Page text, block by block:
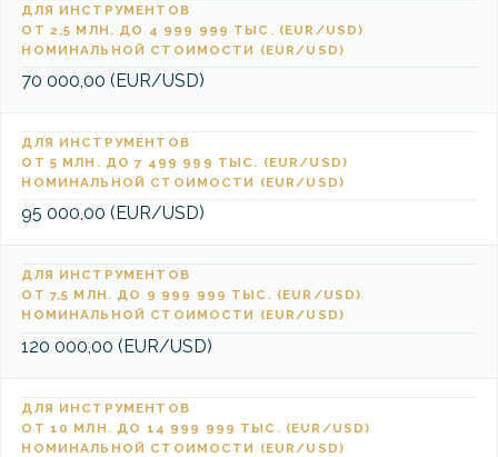
ДЛЯ ИНСТРУМЕНТОВ
ОТ 2,5 МЛН. ДО 4 999 999 ТЫС. (EUR/USD)
НОМИНАЛЬНОЙ СТОИМОСТИ (EUR/USD)
70 000,00 (EUR/USD)
ДЛЯ ИНСТРУМЕНТОВ
ОТ 5 МЛН. ДО 7 499 999 ТЫС. (EUR/USD)
НОМИНАЛЬНОЙ СТОИМОСТИ (EUR/USD)
95 000,00 (EUR/USD)
ДЛЯ ИНСТРУМЕНТОВ
ОТ 7,5 МЛН. ДО 9 999 999 ТЫС. (EUR/USD)
НОМИНАЛЬНОЙ СТОИМОСТИ (EUR/USD)
120 000,00 (EUR/USD)
ДЛЯ ИНСТРУМЕНТОВ
ОТ 10 МЛН. ДО 14 999 999 ТЫС. (EUR/USD)
НОМИНАЛЬНОЙ СТОИМОСТИ (EUR/USD)